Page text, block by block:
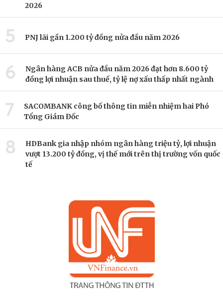
2026
5 PNJ lãi gần 1.200 tỷ đồng nửa đầu năm 2026
6
Ngân hàng ACB nửa đầu năm 2026 đạt hơn 8.600 tỷ
đồng lợi nhuận sau thuế, tỷ lệ nợ xấu thấp nhất ngành
7
SACOMBANK công bố thông tin miễn nhiệm hai Phó
Tổng Giám Đốc
8
HDBank gia nhập nhóm ngân hàng triệu tỷ, lợi nhuận
vượt 13.200 tỷ đồng, vị thế mới trên thị trường vốn quốc
tế